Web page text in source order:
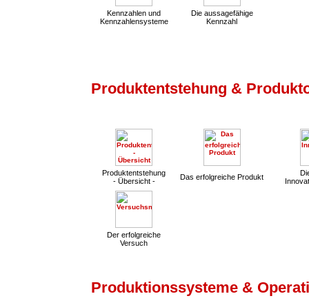
Kennzahlen und
Kennzahlensysteme
Die aussagefähige
Kennzahl
Produktentstehung &
Produktentstehung
- Übersicht -
Das erfolgreiche Produkt
Der erfolgreiche
Versuch
Produktionssysteme &